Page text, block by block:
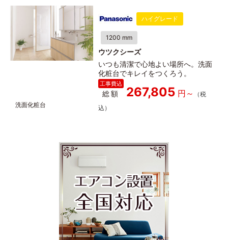
ハイグレード
1200 mm
ウツクシーズ
いつも清潔で心地よい場所へ。洗面
化粧台でキレイをつくろう。
総額 267,805